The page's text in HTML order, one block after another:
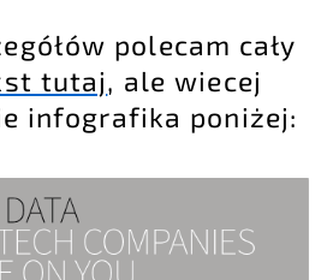
polecam cały
tutaj, ale wiecej
infografika poniżej: